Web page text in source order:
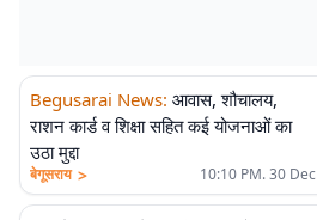
Begusarai News: आवास, शौचालय,
राशन कार्ड व शिक्षा सहित कई योजनाओं का
उठा मुद्दा
बेगूसराय > 10:10 PM. 30 Dec